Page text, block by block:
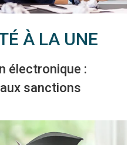
À LA UNE
électronique :
sanctions